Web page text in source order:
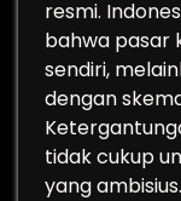
resmi.
bahwa pasar
sendiri,
dengan
tidak cukup
yang ambisius.